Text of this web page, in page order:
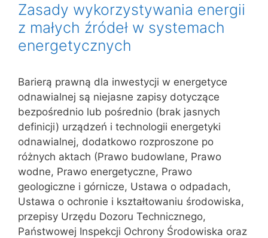
Zasady wykorzystywania energii
z małych źródeł w systemach
energetycznych
Barierą prawną dla inwestycji w energetyce
odnawialnej są niejasne zapisy dotyczące
bezpośrednio lub pośrednio (brak jasnych
definicji) urządzeń i technologii energetyki
odnawialnej, dodatkowo rozproszone po
różnych aktach (Prawo budowlane, Prawo
wodne, Prawo energetyczne, Prawo
geologiczne i górnicze, Ustawa o odpadach,
Ustawa o ochronie i kształtowaniu środowiska,
przepisy Urzędu Dozoru Technicznego,
Państwowej Inspekcji Ochrony Środowiska oraz